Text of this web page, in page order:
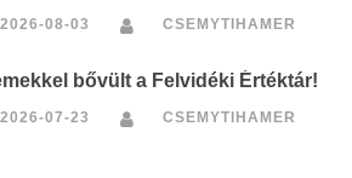
2026-08-03 CSEMYTIHAMER
bővült a Felvidéki Értéktár!
2026-07-23 CSEMYTIHAMER